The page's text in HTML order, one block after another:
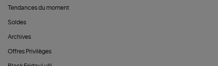
Tendances du moment
Soldes
Archives
Offres Privilèges